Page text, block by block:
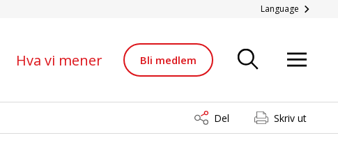
Language
Hva vi mener Bli medlem
Del Skriv ut